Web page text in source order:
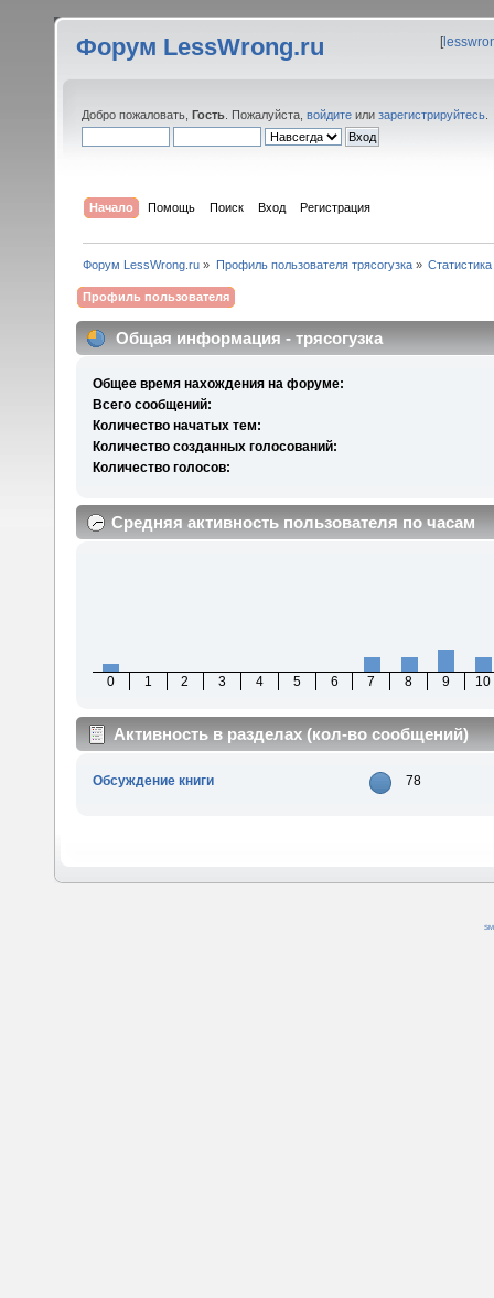
Форум LessWrong.ru [
Добро пожаловать, Гость . Пожалуйста, войдите или зарегистрируйтесь
Начало Помощь Поиск Вход Регистрация
Форум LessWrong.ru » Профиль пользователя трясогузка» Статистика
Профиль пользователя
Общая информация - трясогузка
Общее время нахождения на форуме:
Всего сообщений:
Количество начатых тем:
Количество созданных голосований:
Количество голосов:
Средняя активность пользователя по часам
0 1 2 3 4 5 6 7 8 9 10
Активность в разделах (кол-во сообщений)
Обсуждение книги 78